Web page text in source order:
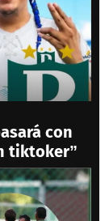
con
tiktoker”